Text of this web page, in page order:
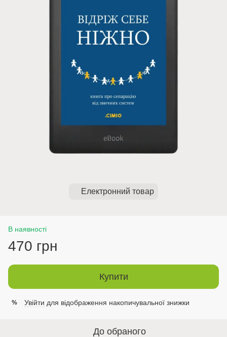
Електронний товар
В наявності
470 грн
Купити
% Увійти для відображення накопичувальної знижки
До обраного